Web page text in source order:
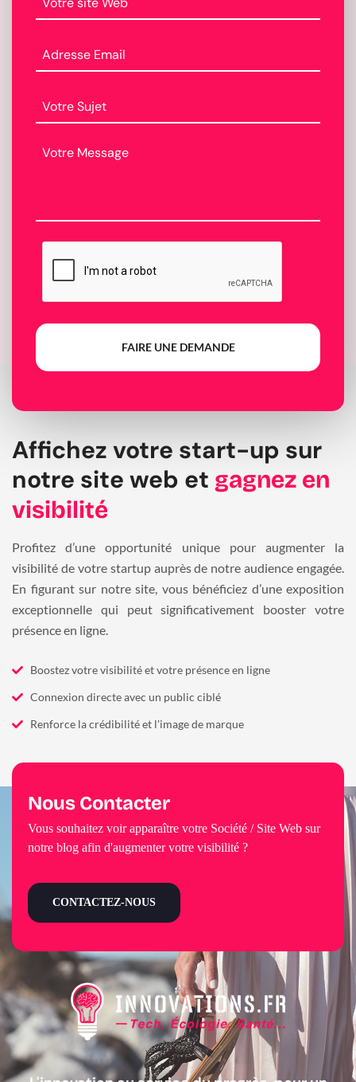
FAIRE UNE DEMANDE
Affichez votre start-up sur
notre site web et gagnez en
visibilité
Profitez d’une opportunité unique pour augmenter la
visibilité de votre startup auprès de notre audience engagée.
En figurant sur notre site, vous bénéficiez d’une exposition
exceptionnelle qui peut significativement booster votre
présence en ligne.
Boostez votre visibilité et votre présence en ligne
Connexion directe avec un public ciblé
Renforce la crédibilité et l'image de marque
Nous Contacter
Vous souhaitez voir apparaître votre Société / Site Web sur
notre blog afin d'augmenter votre visibilité ?
CONTACTEZ-NOUS